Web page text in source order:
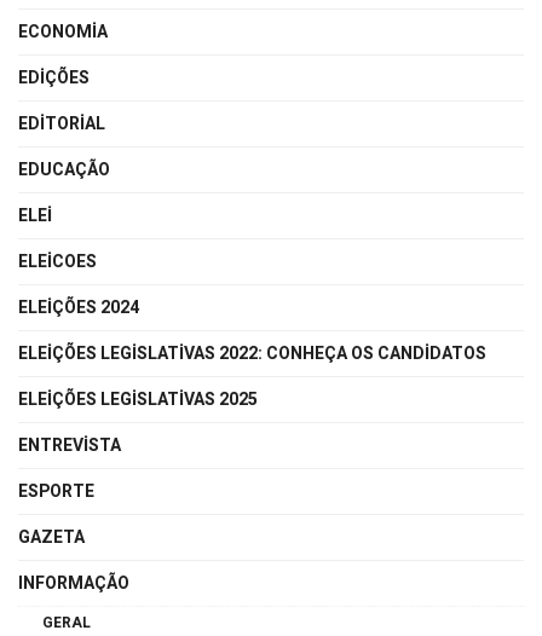
ECONOMIA
EDIÇÕES
EDITORIAL
EDUCAÇÃO
ELEI
ELEICOES
ELEIÇÕES 2024
ELEIÇÕES LEGISLATIVAS 2022: CONHEÇA OS CANDIDATOS
ELEIÇÕES LEGISLATIVAS 2025
ENTREVISTA
ESPORTE
GAZETA
INFORMAÇÃO
GERAL